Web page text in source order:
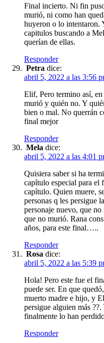
Final incierto. Ni fin
murió, ni como han
huyeron o lo intentaron.
capitulos buscando a
querían de ellas.
Responder
Petra dice:
abril 5, 2022 a las 3:56
Elif, Pero termino así,
murió y quién no. Y
bien o mal. No querrán
final mejor
Responder
Mela dice:
abril 5, 2022 a las 4:01
Quisiera saber si ha
capítulo especial para
capítulo. Quien muere,
personas q les persigue
personaje nuevo, que no
que no murió. Rana
años, para este final…..
Responder
Rosa dice:
abril 5, 2022 a las 5:39
Hola! Pero este fue el
puede ser. En que
muerto madre e hijo, y
persigue alguien más
finalmente lo han
Responder